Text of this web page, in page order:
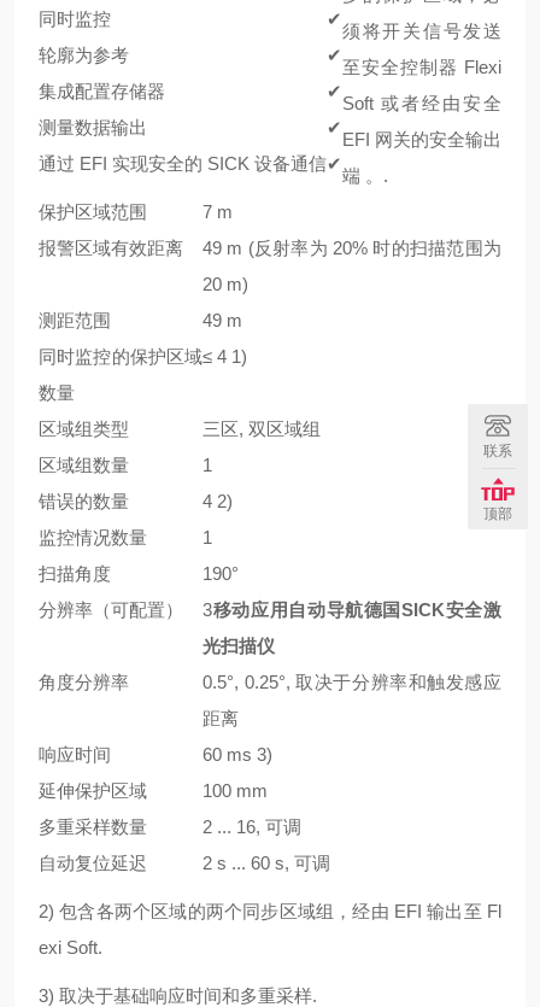
同时监控
✔
轮廓为参考
✔
集成配置存储器
✔
测量数据输出
✔
通过 EFI 实现安全的 SICK 设备通信✔
保护区域范围
7 m
报警区域有效距离
49 m (反射率为 20% 时的扫描范围为
20 m)
测距范围
49 m
同时监控的保护区域
数量
≤ 4 1)
区域组类型
三区, 双区域组
区域组数量
1
错误的数量
4 2)
监控情况数量
1
扫描角度
190°
分辨率（可配置）
3移动应用自动导航德国SICK安全激
光扫描仪
角度分辨率
0.5°, 0.25°, 取决于分辨率和触发感应
距离
响应时间
60 ms 3)
延伸保护区域
100 mm
多重采样数量
2 ... 16, 可调
自动复位延迟
2 s ... 60 s, 可调
须将开关信号发送
至安全控制器 Flexi
Soft 或者经由安全
EFI 网关的安全输出
端 。.
2) 包含各两个区域的两个同步区域组，经由 EFI 输出至 Fl
exi Soft.
3) 取决于基础响应时间和多重采样.
联系
顶部